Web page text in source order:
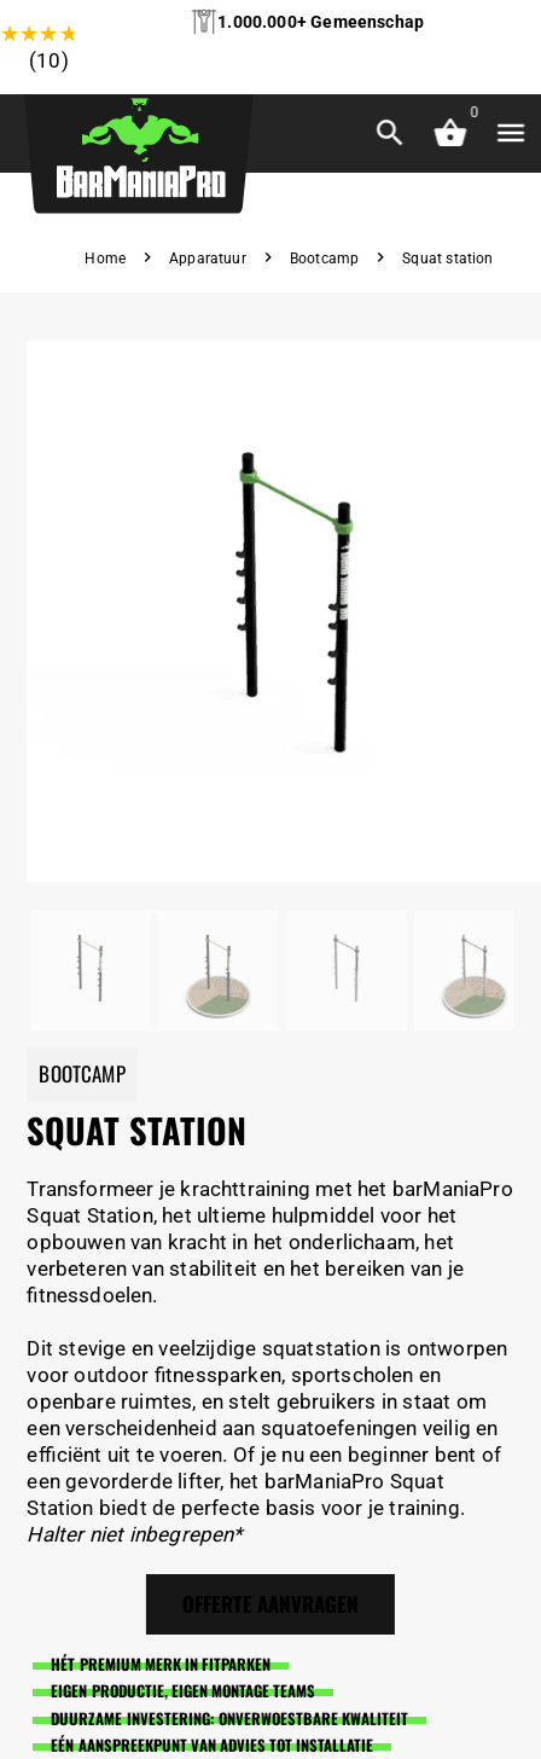
★★★★
(10)
1.000.000+ Gemeenschap
0
Home Apparatuur Bootcamp Squat station
BOOTCAMP
SQUAT STATION
Transformeer je krachttraining met het barManiaPro
Squat Station, het ultieme hulpmiddel voor het
opbouwen van kracht in het onderlichaam, het
verbeteren van stabiliteit en het bereiken van je
fitnessdoelen.
Dit stevige en veelzijdige squatstation is ontworpen
voor outdoor fitnessparken, sportscholen en
openbare ruimtes, en stelt gebruikers in staat om
een verscheidenheid aan squatoefeningen veilig en
efficiënt uit te voeren. Of je nu een beginner bent of
een gevorderde lifter, het barManiaPro Squat
Station biedt de perfecte basis voor je training.
Halter niet inbegrepen*
HÉT PREMIUM MERK IN FITPARKEN
EIGEN PRODUCTIE, EIGEN MONTAGE TEAMS
DUURZAME INVESTERING: ONVERWOESTBARE KWALITEIT
EÉN AANSPREEKPUNT VAN ADVIES TOT INSTALLATIE